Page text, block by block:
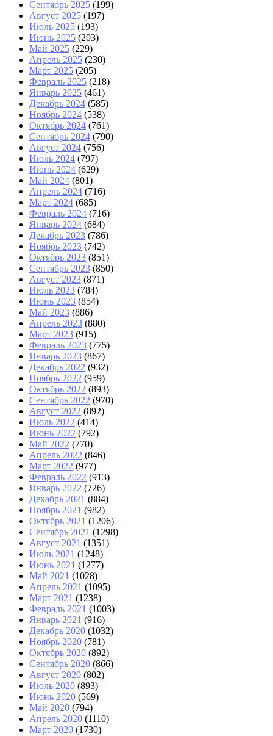
Сентябрь 2025 (199)
Август 2025 (197)
Июль 2025 (193)
Июнь 2025 (203)
Май 2025 (229)
Апрель 2025 (230)
Март 2025 (205)
Февраль 2025 (218)
Январь 2025 (461)
Декабрь 2024 (585)
Ноябрь 2024 (538)
Октябрь 2024 (761)
Сентябрь 2024 (790)
Август 2024 (756)
Июль 2024 (797)
Июнь 2024 (629)
Май 2024 (801)
Апрель 2024 (716)
Март 2024 (685)
Февраль 2024 (716)
Январь 2024 (684)
Декабрь 2023 (786)
Ноябрь 2023 (742)
Октябрь 2023 (851)
Сентябрь 2023 (850)
Август 2023 (871)
Июль 2023 (784)
Июнь 2023 (854)
Май 2023 (886)
Апрель 2023 (880)
Март 2023 (915)
Февраль 2023 (775)
Январь 2023 (867)
Декабрь 2022 (932)
Ноябрь 2022 (959)
Октябрь 2022 (893)
Сентябрь 2022 (970)
Август 2022 (892)
Июль 2022 (414)
Июнь 2022 (792)
Май 2022 (770)
Апрель 2022 (846)
Март 2022 (977)
Февраль 2022 (913)
Январь 2022 (726)
Декабрь 2021 (884)
Ноябрь 2021 (982)
Октябрь 2021 (1206)
Сентябрь 2021 (1298)
Август 2021 (1351)
Июль 2021 (1248)
Июнь 2021 (1277)
Май 2021 (1028)
Апрель 2021 (1095)
Март 2021 (1238)
Февраль 2021 (1003)
Январь 2021 (916)
Декабрь 2020 (1032)
Ноябрь 2020 (781)
Октябрь 2020 (892)
Сентябрь 2020 (866)
Август 2020 (802)
Июль 2020 (893)
Июнь 2020 (569)
Май 2020 (794)
Апрель 2020 (1110)
Март 2020 (1730)